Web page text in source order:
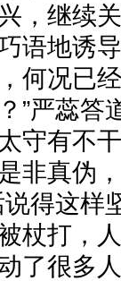
，继续
语地诱
何况已
”严蕊答
守有不
非真伪
得这样
杖打，
了很多